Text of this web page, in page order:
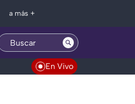
a más +
En Vivo